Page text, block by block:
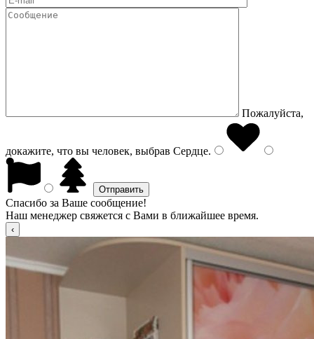
Пожалуйста,
докажите, что вы человек, выбрав Сердце.
Спасибо за Ваше сообщение!
Наш менеджер свяжется с Вами в ближайшее время.